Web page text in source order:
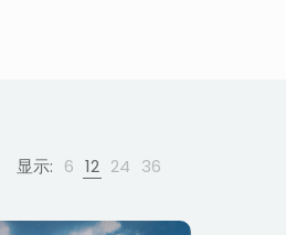
显示: 6 12 24 36